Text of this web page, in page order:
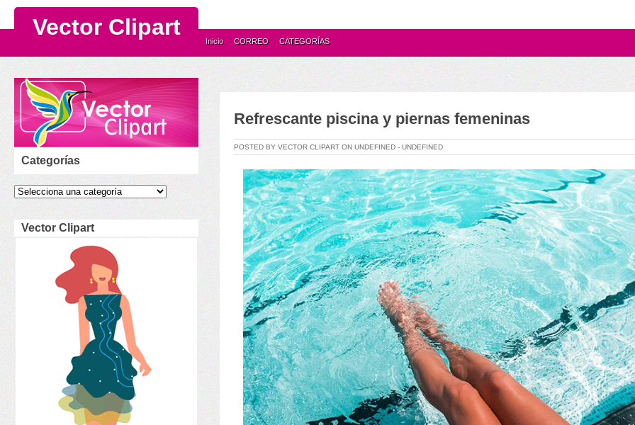
Vector Clipart
Inicio CORREO CATEGORÍAS
Categorías
Vector Clipart
Refrescante piscina y piernas femeninas
POSTED BY VECTOR CLIPART ON UNDEFINED - UNDEFINED